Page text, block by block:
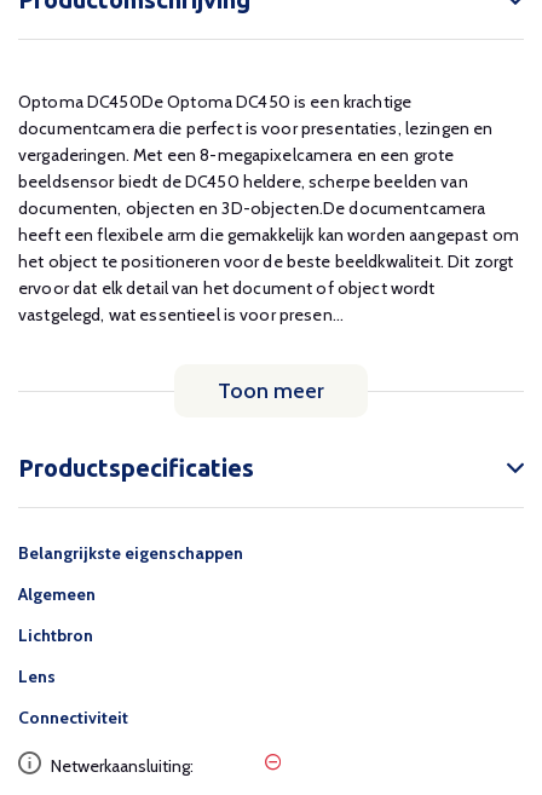
Optoma DC450De Optoma DC450 is een krachtige
documentcamera die perfect is voor presentaties, lezingen en
vergaderingen. Met een 8-megapixelcamera en een grote
beeldsensor biedt de DC450 heldere, scherpe beelden van
documenten, objecten en 3D-objecten.De documentcamera
heeft een flexibele arm die gemakkelijk kan worden aangepast om
het object te positioneren voor de beste beeldkwaliteit. Dit zorgt
ervoor dat elk detail van het document of object wordt
vastgelegd, wat essentieel is voor presen...
Toon meer
Productspecificaties
Belangrijkste eigenschappen
Algemeen
Lichtbron
Lens
Connectiviteit
Netwerkaansluiting: